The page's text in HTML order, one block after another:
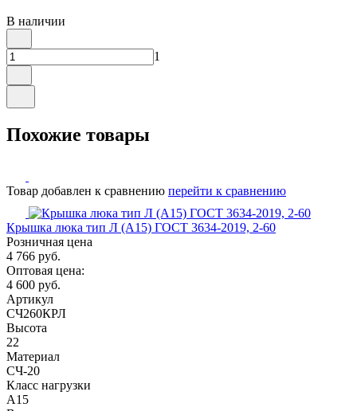
В наличии
1
Похожие товары
Товар добавлен к сравнению перейти к сравнению
Крышка люка тип Л (А15) ГОСТ 3634-2019, 2-60
Розничная цена
4 766 руб.
Оптовая цена:
4 600 руб.
Артикул
СЧ260КРЛ
Высота
22
Материал
СЧ-20
Класс нагрузки
A15